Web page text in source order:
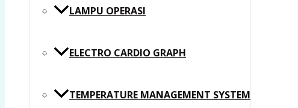
LAMPU OPERASI
ELECTRO CARDIO GRAPH
TEMPERATURE MANAGEMENT SYSTEM